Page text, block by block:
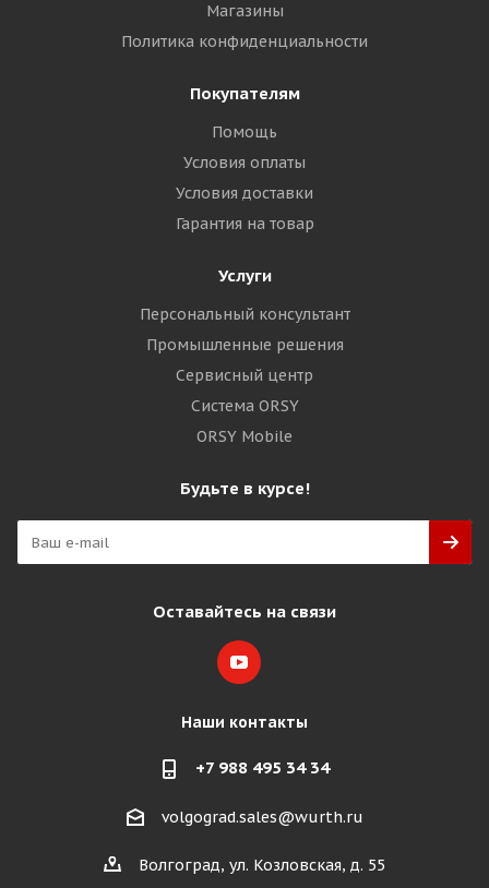
Магазины
Политика конфиденциальности
Покупателям
Помощь
Условия оплаты
Условия доставки
Гарантия на товар
Услуги
Персональный консультант
Промышленные решения
Сервисный центр
Система ORSY
ORSY Mobile
Будьте в курсе!
Оставайтесь на связи
Наши контакты
+7 988 495 34 34
volgograd.sales@wurth.ru
Волгоград, ул. Козловская, д. 55